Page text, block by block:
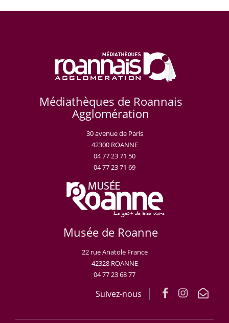
Médiathèques de Roannais
Agglomération
30 avenue de Paris
42300 ROANNE
04 77 23 71 50
04 77 23 71 69
Musée de Roanne
22 rue Anatole France
42328 ROANNE
04 77 23 68 77
Suivez-nous